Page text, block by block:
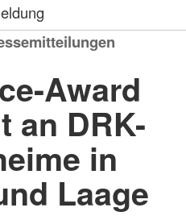
Award
an DRK-
in
Laage